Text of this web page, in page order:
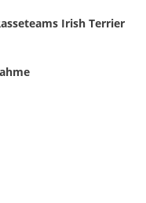
Irish Terrier